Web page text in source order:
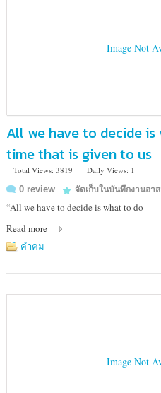
Image Not
All we have to decide
time that is given to us
Total Views: 3819
Daily Views: 1
0 review
จัดเก็บในบันทึกงานอาส
“All we have to decide is what to do
Read more
คำคม
Image Not